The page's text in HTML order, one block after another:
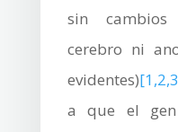
sin
cerebro ni
evidentes)[1,2,3
a que el gen